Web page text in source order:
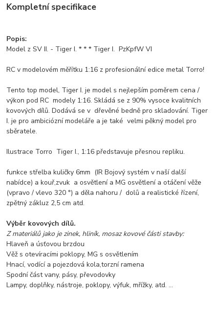
Kompletní specifikace
Popis:
Model z SV II. - Tiger I. * * * Tiger I. PzKpfW VI
RC v modelovém měřítku 1:16 z profesionální edice metal Torro!
Tento top model, Tiger I. je model s nejlepším poměrem cena /
výkon pod RC modely 1:16. Skládá se z 90% vysoce kvalitních
kovových dílů. Dodává se v dřevěné bedně pro skladování. Tiger
I. je pro ambiciózní modeláře a je také velmi pěkný model pro
sběratele.
Ilustrace Torro Tiger I., 1:16 představuje přesnou repliku.
funkce střelba kuličky 6mm (IR Bojový systém v naší další
nabídce) a kouř,zvuk a osvětlení a MG osvětlení a otáčení věže
(vpravo / vlevo 320 °) a děla nahoru / dolů a realistické řízení,
zpětný zákluz 2,5 cm atd.
Výběr kovových dílů.
Z materiálů jako je zinek, hliník, mosaz kovové části stavby:
Hlaveň a úsťovou brzdou
Věž s otevíracími poklopy, MG s osvětlením
Hnací, vodící a pojezdová kola,torzní ramena
Spodní část vany, pásy, převodovky
Lampy, doplňky, nástroje, poklopy, výfuk, mřížky, atd. ...